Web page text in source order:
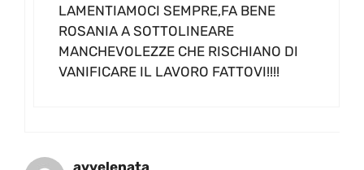
LAMENTIAMOCI SEMPRE,FA BENE
ROSANIA A SOTTOLINEARE
MANCHEVOLEZZE CHE RISCHIANO DI
VANIFICARE IL LAVORO FATTOVI!!!!
avvelenata